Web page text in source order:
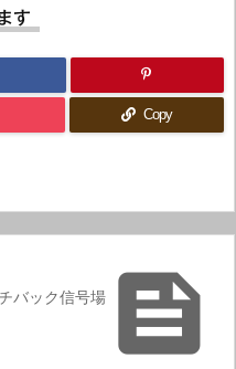
す
Copy

バック信号場